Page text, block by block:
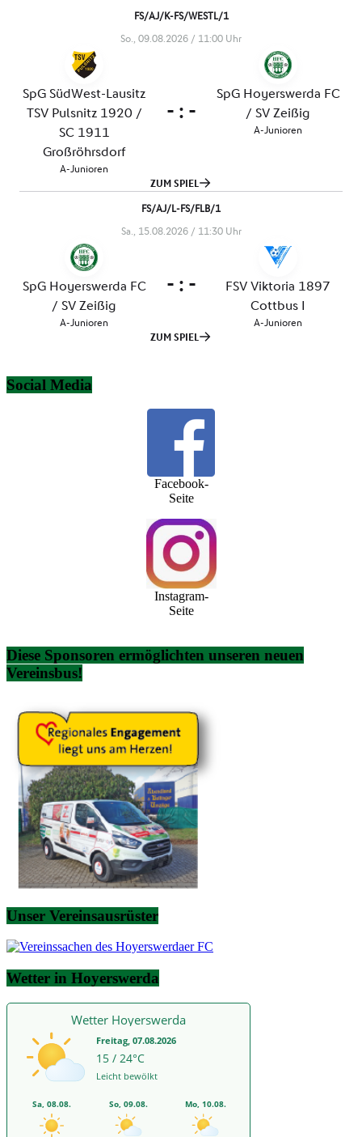
Social Media
Facebook-
Seite
Instagram-
Seite
Diese Sponsoren ermöglichten unseren neuen
Vereinsbus!
Unser Vereinsausrüster
Wetter in Hoyerswerda
Wetter Hoyerswerda
Freitag, 07.08.2026
15 / 24°C
Leicht bewölkt
Sa, 08.08. So, 09.08. Mo, 10.08.